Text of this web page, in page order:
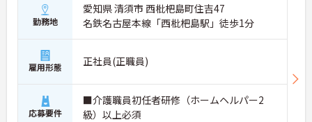
勤務地
愛知県 清須市 西枇杷島町住吉47
名鉄名古屋本線「西枇杷島駅」徒歩1分
雇用形態 正社員(正職員)
応募要件
■介護職員初任者研修（ホームヘルパー2
級）以上必須